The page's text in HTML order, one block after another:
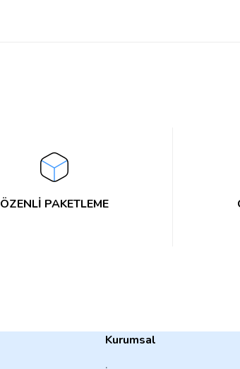
ÖZENLİ PAKETLEME
Kurumsal